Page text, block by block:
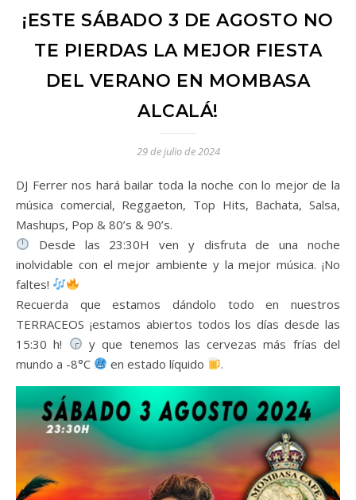
¡ESTE SÁBADO 3 DE AGOSTO NO
TE PIERDAS LA MEJOR FIESTA
DEL VERANO EN MOMBASA
ALCALÁ!
29 de julio de 2024
DJ Ferrer nos hará bailar toda la noche con lo mejor de la
música comercial, Reggaeton, Top Hits, Bachata, Salsa,
Mashups, Pop & 80’s & 90’s.
Desde las 23:30H ven y disfruta de una noche
inolvidable con el mejor ambiente y la mejor música. ¡No
faltes!
Recuerda que estamos dándolo todo en nuestros
TERRACEOS ¡estamos abiertos todos los días desde las
15:30 h!
y que tenemos las cervezas más frías del
mundo a -8°C
en estado líquido .